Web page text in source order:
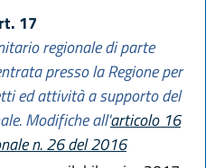
17
regionale di parte
presso la Regione per
ed attività a supporto del
Modifiche all'articolo 16
n. 26 del 2016